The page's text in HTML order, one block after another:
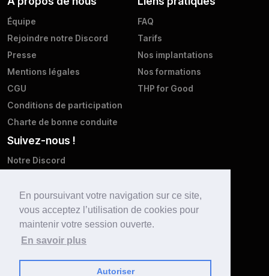
En poursuivant votre navigation sur ce site,
vous acceptez l’utilisation de cookies pour
maintenir votre session ouverte.
En savoir plus
Autoriser
Équipe
Rejoindre notre Discord
Presse
Mentions légales
CGU
Conditions de participation
Charte de bonne conduite
FAQ
Tarifs
Nos implantations
Nos formations
THP for Good
Suivez-nous !
Notre Discord
Facebook
Instagram
LinkedIn
Youtube